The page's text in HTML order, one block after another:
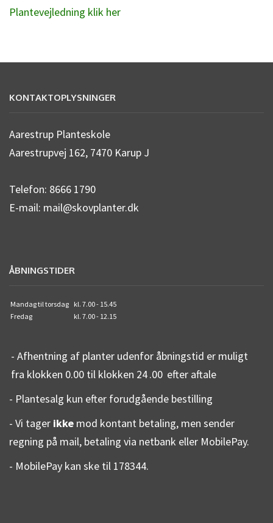
Plantevejledning klik her
KONTAKTOPLYSNINGER
Aarestrup Planteskole
Aarestrupvej 162, 7470 Karup J
Telefon: 8666 1790
E-mail: mail@skovplanter.dk
ÅBNINGSTIDER
Mandag til torsdag kl. 7.00 - 15.45
Fredag
kl. 7.00 - 12.15
- Afhentning af planter udenfor åbningstid er muligt
fra klokken 0.00 til klokken 24.00 efter aftale
- Plantesalg kun efter forudgående bestilling
- Vi tager ikke mod kontant betaling, men sender
regning på mail, betaling via netbank eller MobilePay.
- MobilePay kan ske til 178344.